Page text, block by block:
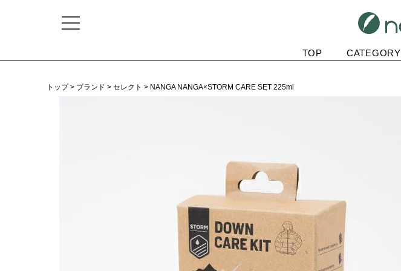
TOP CATEGORY
トップ ブランド セレクト NANGA NANGA×STORM CARE SET 225ml